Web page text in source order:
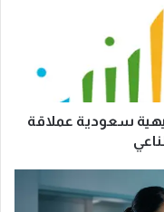
سعودية عملاقة